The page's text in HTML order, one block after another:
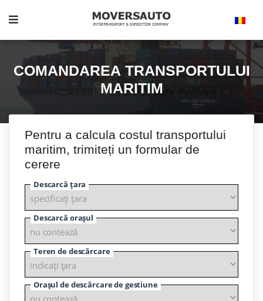
COMANDAREA TRANSPORTULUI
MARITIM
Pentru a calcula costul transportului
maritim, trimiteți un formular de
cerere
Descarcă țara
Descarcă orașul
Teren de descărcare
Orașul de descărcare de gestiune